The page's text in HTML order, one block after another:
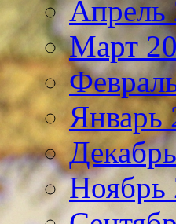
Апрель
Март
Январь
Ноябрь